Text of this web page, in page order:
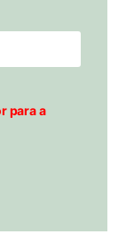
para a